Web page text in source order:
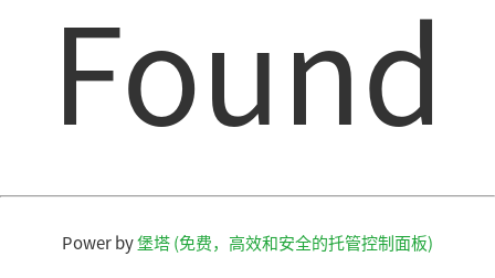
Found
Power by堡塔 (免费，高效和安全的托管控制面板)